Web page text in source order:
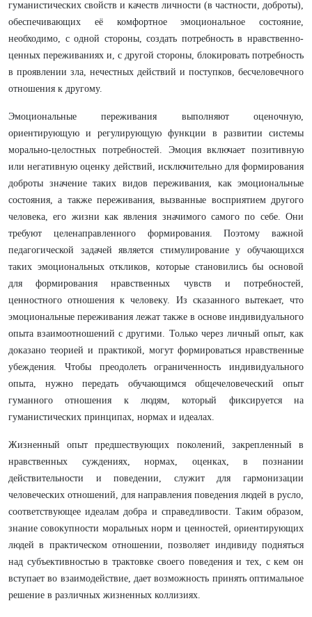
гуманистических свойств и качеств личности (в частности, доброты),
обеспечивающих её комфортное эмоциональное состояние,
необходимо, с одной стороны, создать потребность в нравственно-
ценных переживаниях и, с другой стороны, блокировать потребность
в проявлении зла, нечестных действий и поступков, бесчеловечного
отношения к другому.
Эмоциональные переживания выполняют оценочную,
ориентирующую и регулирующую функции в развитии системы
морально-целостных потребностей. Эмоция включает позитивную
или негативную оценку действий, исключительно для формирования
доброты значение таких видов переживания, как эмоциональные
состояния, а также переживания, вызванные восприятием другого
человека, его жизни как явления значимого самого по себе. Они
требуют целенаправленного формирования. Поэтому важной
педагогической задачей является стимулирование у обучающихся
таких эмоциональных откликов, которые становились бы основой
для формирования нравственных чувств и потребностей,
ценностного отношения к человеку. Из сказанного вытекает, что
эмоциональные переживания лежат также в основе индивидуального
опыта взаимоотношений с другими. Только через личный опыт, как
доказано теорией и практикой, могут формироваться нравственные
убеждения. Чтобы преодолеть ограниченность индивидуального
опыта, нужно передать обучающимся общечеловеческий опыт
гуманного отношения к людям, который фиксируется на
гуманистических принципах, нормах и идеалах.
Жизненный опыт предшествующих поколений, закрепленный в
нравственных суждениях, нормах, оценках, в познании
действительности и поведении, служит для гармонизации
человеческих отношений, для направления поведения людей в русло,
соответствующее идеалам добра и справедливости. Таким образом,
знание совокупности моральных норм и ценностей, ориентирующих
людей в практическом отношении, позволяет индивиду подняться
над субъективностью в трактовке своего поведения и тех, с кем он
вступает во взаимодействие, дает возможность принять оптимальное
решение в различных жизненных коллизиях.